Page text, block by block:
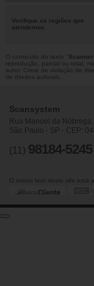
Verifique as regiões que
atendemos
O conteúdo do texto "
reprodução, parcial ou total,
autor. Crime de violação de
de direitos autorais .
Scansystem
Rua Manoel da
São Paulo - SP - CEP:
(11) 98184-5245
O inteiro teor deste site está